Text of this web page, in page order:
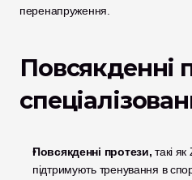
перенапруження.
Повсякденні
Повсякденні протези, такі
підтримують тренування в